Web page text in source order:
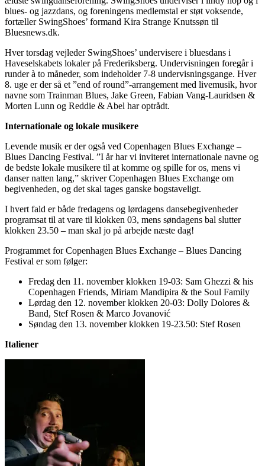
blues- og jazzdans, og foreningens medlemstal er støt voksende,
fortæller SwingShoes’ formand Kira Strange Knutssøn til
Bluesnews.dk.
Hver torsdag vejleder SwingShoes’ undervisere i bluesdans i
Haveselskabets lokaler på Frederiksberg. Undervisningen foregår i
runder à to måneder, som indeholder 7-8 undervisningsgange. Hver
8. uge er der så et ”end of round”-arrangement med livemusik, hvor
navne som Trainman Blues, Jake Green, Fabian Vang-Lauridsen &
Morten Lunn og Reddie & Abel har optrådt.
Internationale og lokale musikere
Levende musik er der også ved Copenhagen Blues Exchange –
Blues Dancing Festival. ”I år har vi inviteret internationale navne og
de bedste lokale musikere til at komme og spille for os, mens vi
danser natten lang,” skriver Copenhagen Blues Exchange om
begivenheden, og det skal tages ganske bogstaveligt.
I hvert fald er både fredagens og lørdagens dansebegivenheder
programsat til at vare til klokken 03, mens søndagens bal slutter
klokken 23.50 – man skal jo på arbejde næste dag!
Programmet for Copenhagen Blues Exchange – Blues Dancing
Festival er som følger:
Fredag den 11. november klokken 19-03: Sam Ghezzi & his
Copenhagen Friends, Miriam Mandipira & the Soul Family
Lørdag den 12. november klokken 20-03: Dolly Dolores &
Band, Stef Rosen & Marco Jovanović
Søndag den 13. november klokken 19-23.50: Stef Rosen
Italiener